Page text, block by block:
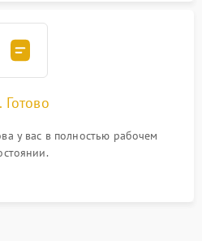
Готово
у вас в полностью рабочем